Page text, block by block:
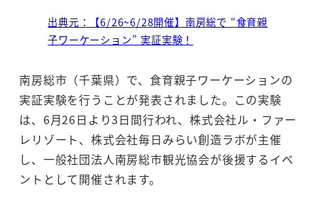
出典元：【6/26~6/28開催】南房総で “食育親
子ワーケーション” 実証実験！
南房総市（千葉県）で、食育親子ワーケーションの
実証実験を行うことが発表されました。この実験
は、6月26日より3日間行われ、株式会社ル・ファー
レリゾート、株式会社毎日みらい創造ラボが主催
し、一般社団法人南房総市観光協会が後援するイベ
ントとして開催されます。